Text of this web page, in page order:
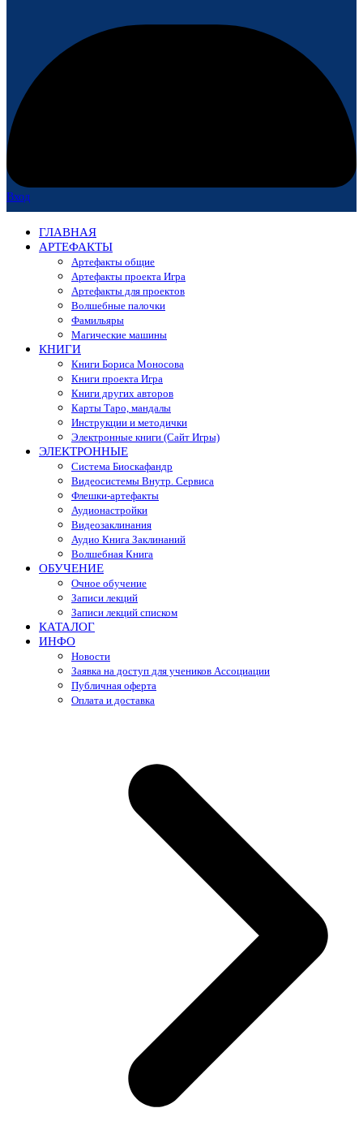
Вход
ГЛАВНАЯ
АРТЕФАКТЫ
Артефакты общие
Артефакты проекта Игра
Артефакты для проектов
Волшебные палочки
Фамильяры
Магические машины
КНИГИ
Книги Бориса Моносова
Книги проекта Игра
Книги других авторов
Карты Таро, мандалы
Инструкции и методички
Электронные книги (Сайт Игры)
ЭЛЕКТРОННЫЕ
Система Биоскафандр
Видеосистемы Внутр. Сервиса
Флешки-артефакты
Аудионастройки
Видеозаклинания
Аудио Книга Заклинаний
Волшебная Книга
ОБУЧЕНИЕ
Очное обучение
Записи лекций
Записи лекций списком
КАТАЛОГ
ИНФО
Новости
Заявка на доступ для учеников Ассоциации
Публичная оферта
Оплата и доставка